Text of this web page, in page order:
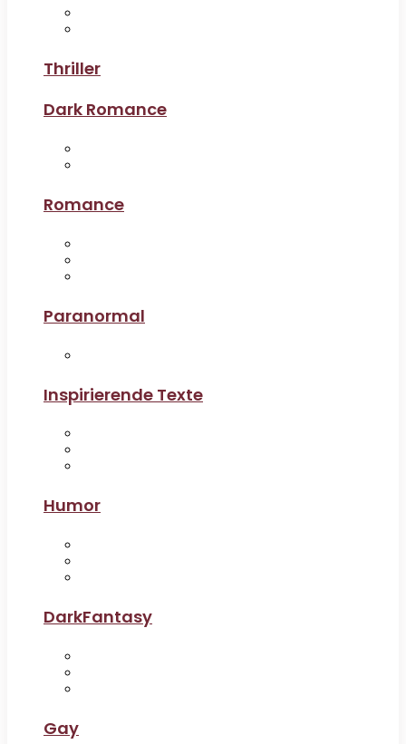
Thriller
Dark Romance
Romance
Paranormal
Inspirierende Texte
Humor
DarkFantasy
Gay